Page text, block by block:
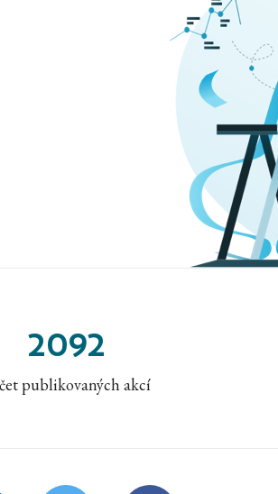
2092
publikovaných akcí